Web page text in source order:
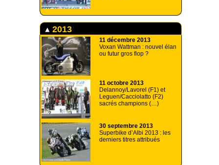
2013
11 décembre 2013
Voxan Wattman : nouvel élan
ou futur gros flop ?
11 octobre 2013
Delannoy/Lavorel (F1) et
Leguen/Cacciolatto (F2)
sacrés champions (…)
30 septembre 2013
Superbike d’Albi 2013 : les
derniers titres attribués